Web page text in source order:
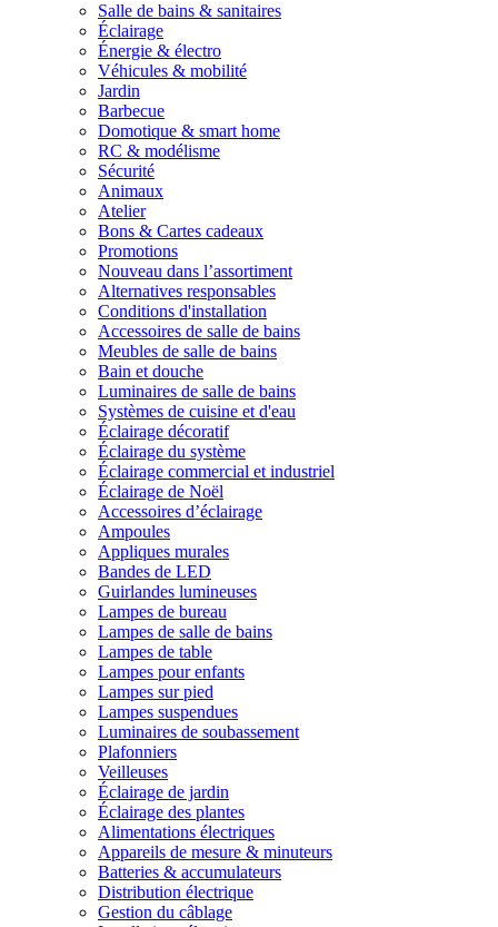
Salle de bains & sanitaires
Éclairage
Énergie & électro
Véhicules & mobilité
Jardin
Barbecue
Domotique & smart home
RC & modélisme
Sécurité
Animaux
Atelier
Bons & Cartes cadeaux
Promotions
Nouveau dans l’assortiment
Alternatives responsables
Conditions d'installation
Accessoires de salle de bains
Meubles de salle de bains
Bain et douche
Luminaires de salle de bains
Systèmes de cuisine et d'eau
Éclairage décoratif
Éclairage du système
Éclairage commercial et industriel
Éclairage de Noël
Accessoires d’éclairage
Ampoules
Appliques murales
Bandes de LED
Guirlandes lumineuses
Lampes de bureau
Lampes de salle de bains
Lampes de table
Lampes pour enfants
Lampes sur pied
Lampes suspendues
Luminaires de soubassement
Plafonniers
Veilleuses
Éclairage de jardin
Éclairage des plantes
Alimentations électriques
Appareils de mesure & minuteurs
Batteries & accumulateurs
Distribution électrique
Gestion du câblage